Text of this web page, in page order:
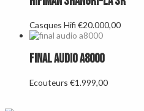
Casques Hifi €20.000,00
Final Audio A8000
Ecouteurs €1.999,00